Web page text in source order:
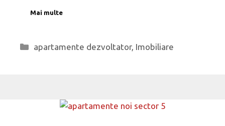
Mai multe
Categorii
apartamente dezvoltator, Imobiliare